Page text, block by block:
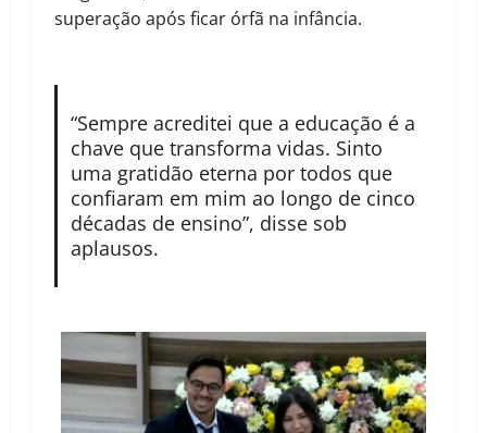
superação após ficar órfã na infância.
“Sempre acreditei que a educação é a
chave que transforma vidas. Sinto
uma gratidão eterna por todos que
confiaram em mim ao longo de cinco
décadas de ensino”, disse sob
aplausos.